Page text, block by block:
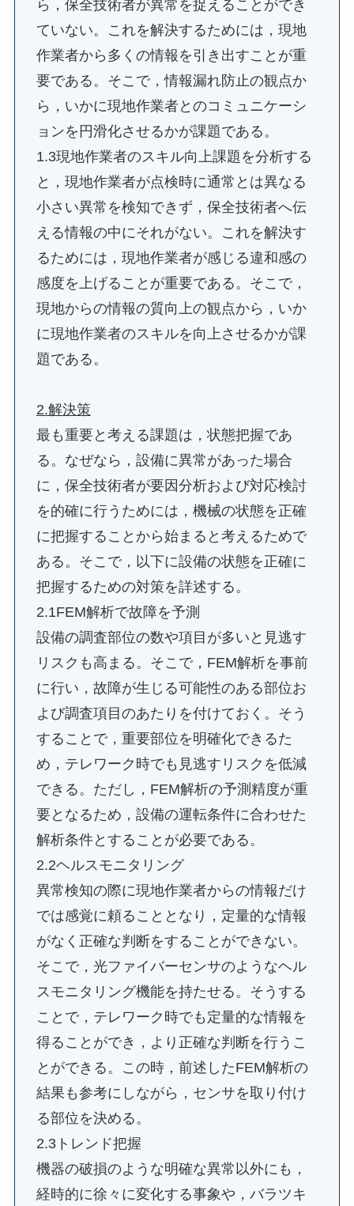
ら，保全技術者が異常を捉えることができ
ていない。これを解決するためには，現地
作業者から多くの情報を引き出すことが重
要である。そこで，情報漏れ防止の観点か
ら，いかに現地作業者とのコミュニケーシ
ョンを円滑化させるかが課題である。
1.3現地作業者のスキル向上課題を分析する
と，現地作業者が点検時に通常とは異なる
小さい異常を検知できず，保全技術者へ伝
える情報の中にそれがない。これを解決す
るためには，現地作業者が感じる違和感の
感度を上げることが重要である。そこで，
現地からの情報の質向上の観点から，いか
に現地作業者のスキルを向上させるかが課
題である。
2.解決策
最も重要と考える課題は，状態把握であ
る。なぜなら，設備に異常があった場合
に，保全技術者が要因分析および対応検討
を的確に行うためには，機械の状態を正確
に把握することから始まると考えるためで
ある。そこで，以下に設備の状態を正確に
把握するための対策を詳述する。
2.1FEM解析で故障を予測
設備の調査部位の数や項目が多いと見逃す
リスクも高まる。そこで，FEM解析を事前
に行い，故障が生じる可能性のある部位お
よび調査項目のあたりを付けておく。そう
することで，重要部位を明確化できるた
め，テレワーク時でも見逃すリスクを低減
できる。ただし，FEM解析の予測精度が重
要となるため，設備の運転条件に合わせた
解析条件とすることが必要である。
2.2ヘルスモニタリング
異常検知の際に現地作業者からの情報だけ
では感覚に頼ることとなり，定量的な情報
がなく正確な判断をすることができない。
そこで，光ファイバーセンサのようなヘル
スモニタリング機能を持たせる。そうする
ことで，テレワーク時でも定量的な情報を
得ることができ，より正確な判断を行うこ
とができる。この時，前述したFEM解析の
結果も参考にしながら，センサを取り付け
る部位を決める。
2.3トレンド把握
機器の破損のような明確な異常以外にも，
経時的に徐々に変化する事象や，バラツキ